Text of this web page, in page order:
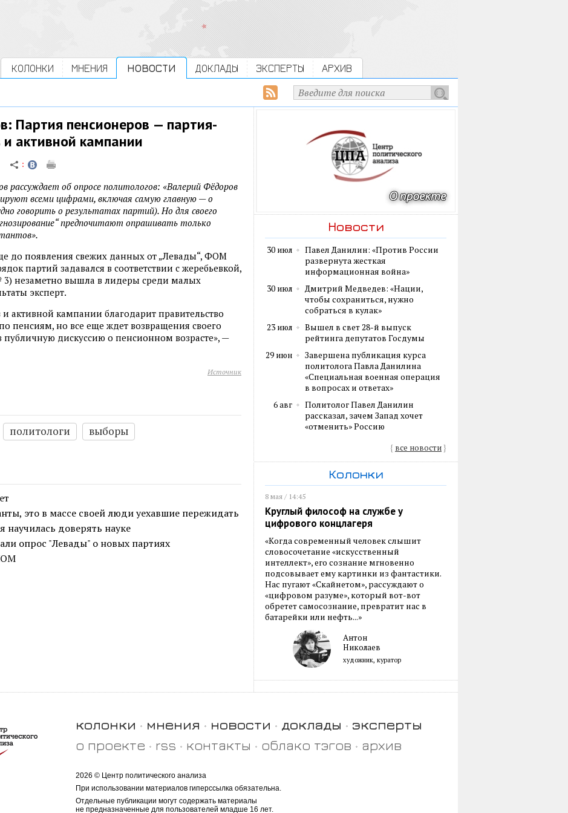
КОЛОНКИ МНЕНИЯ НОВОСТИ ДОКЛАДЫ ЭКСПЕРТЫ АРХИВ
Партия пенсионеров — партия-
активной кампании
рассуждает об опросе политологов: «Валерий Фёдоров
всеми цифрами, включая самую главную — о
говорить о результатах партий). Но для своего
предпочитают опрашивать только
до появления свежих данных от „Левады“, ФОМ
партий задавался в соответствии с жеребьевкой,
3) незаметно вышла в лидеры среди малых
эксперт.
активной кампании благодарит правительство
пенсиям, но все еще ждет возвращения своего
дискуссию о пенсионном возрасте», —
Источник
политологи выборы
это в массе своей люди уехавшие пережидать
научилась доверять науке
опрос "Левады" о новых партиях
Новости
30 июл
Павел Данилин: «Против России
развернута жесткая
информационная война»
30 июл
Дмитрий Медведев: «Нации,
чтобы сохраниться, нужно
собраться в кулак»
23 июл
Вышел в свет 28-й выпуск
рейтинга депутатов Госдумы
29 июн
Завершена публикация курса
политолога Павла Данилина
«Специальная военная операция
в вопросах и ответах»
6 авг
Политолог Павел Данилин
рассказал, зачем Запад хочет
«отменить» Россию
{ все новости}
Колонки
8 мая / 14:45
Круглый философ на службе у
цифрового концлагеря
«Когда современный человек слышит
словосочетание «искусственный
интеллект», его сознание мгновенно
подсовывает ему картинки из фантастики.
Нас пугают «Скайнетом», рассуждают о
«цифровом разуме», который вот-вот
обретет самосознание, превратит нас в
батарейки или нефть...»
Антон
Николаев
художник, куратор
колонки мнения новости доклады
эксперты
о проекте
rss контакты облако тэгов архив
2026 © Центр политического анализа
При использовании материалов гиперссылка обязательна.
Отдельные публикации могут содержать материалы
не предназначенные для пользователей младше 16 лет.